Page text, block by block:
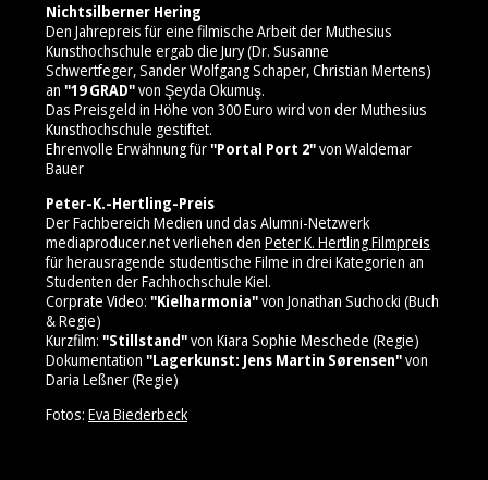
Nichtsilberner Hering
Den Jahrepreis für eine filmische Arbeit der Muthesius
Kunsthochschule ergab die Jury (Dr. Susanne
Schwertfeger, Sander Wolfgang Schaper, Christian Mertens)
an "19 GRAD"von Şeyda Okumuş.
Das Preisgeld in Höhe von 300 Euro wird von der Muthesius
Kunsthochschule gestiftet.
Ehrenvolle Erwähnung für"Portal Port 2"von Waldemar
Bauer
Peter-K.-Hertling-Preis
Der Fachbereich Medien und das Alumni-Netzwerk
mediaproducer.net verliehen den Peter K. Hertling Filmpreis
für herausragende studentische Filme in drei Kategorien an
Studenten der Fachhochschule Kiel.
Corprate Video: "Kielharmonia"von Jonathan Suchocki (Buch
& Regie)
Kurzfilm: "Stillstand"von Kiara Sophie Meschede (Regie)
Dokumentation "Lagerkunst: Jens Martin Sørensen"von
Daria Leßner (Regie)
Fotos: Eva Biederbeck